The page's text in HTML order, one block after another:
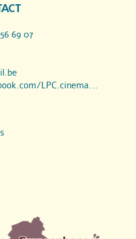
69 07
LPC.cinema...